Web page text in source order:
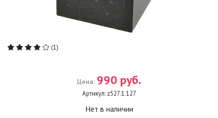
(1)
Цена: 990 руб.
Артикул: z527.1.127
Нет в наличии